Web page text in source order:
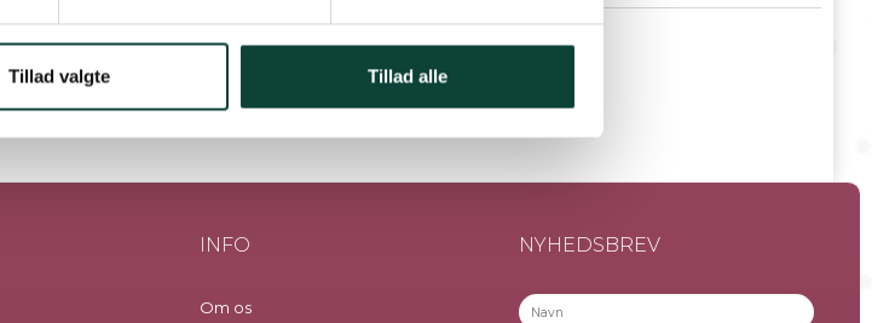
Tillad valgte Tillad alle
er velkommen til at kontakte os på forhånd.
INFO
Om os
NYHEDSBREV